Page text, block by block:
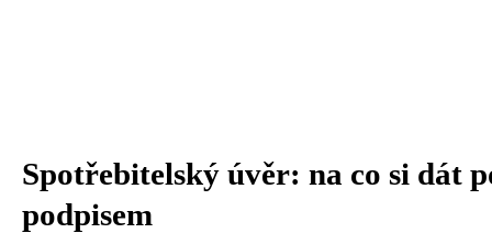
Spotřebitelský úvěr: na co si dát
podpisem